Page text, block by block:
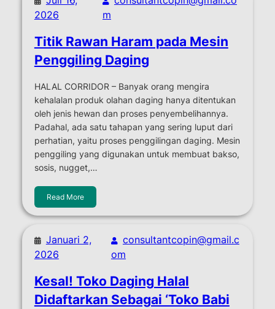
2026
m
Titik Rawan Haram pada Mesin
Penggiling Daging
HALAL CORRIDOR – Banyak orang mengira
kehalalan produk olahan daging hanya ditentukan
oleh jenis hewan dan proses penyembelihannya.
Padahal, ada satu tahapan yang sering luput dari
perhatian, yaitu proses penggilingan daging. Mesin
penggiling yang digunakan untuk membuat bakso,
sosis, nugget,…
Read More
Januari 2,
2026
consultantcopin@gmail.c
om
Kesal! Toko Daging Halal
Didaftarkan Sebagai ‘Toko Babi